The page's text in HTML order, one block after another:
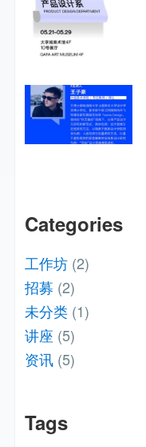
Categories
工作坊 (2)
招募 (2)
未分类 (1)
讲座 (5)
资讯 (5)
Tags